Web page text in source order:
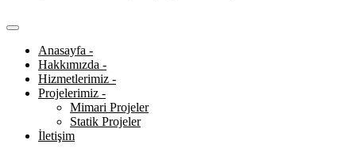
Anasayfa -
Hakkımızda -
Hizmetlerimiz -
Projelerimiz -
Mimari Projeler
Statik Projeler
İletişim